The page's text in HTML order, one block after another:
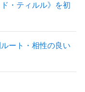
・ティルル》を初
ート・相性の良い